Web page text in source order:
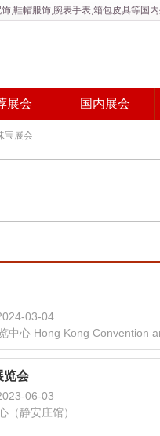
,鞋帽服饰,腕表手表,箱包皮具等国内
展会 国内展会
宝展会
03-04
中心 Hong Kong Convention
览会
06-03
（静安庄馆）